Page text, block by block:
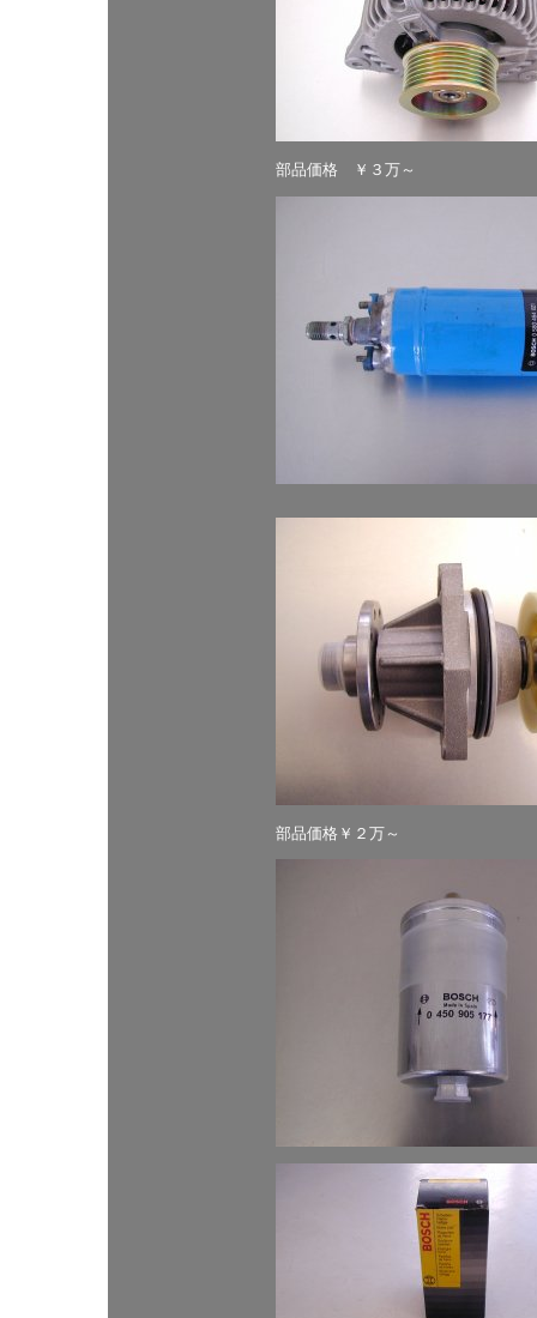
部品価格 ￥３万～
部品価格￥２万～